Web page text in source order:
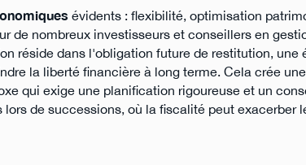
évidents : flexibilité, optimisation
de nombreux investisseurs et conseillers en
réside dans l'obligation future de restitution, une
la liberté financière à long terme. Cela crée
qui exige une planification rigoureuse et un
de successions, où la fiscalité peut exacerber